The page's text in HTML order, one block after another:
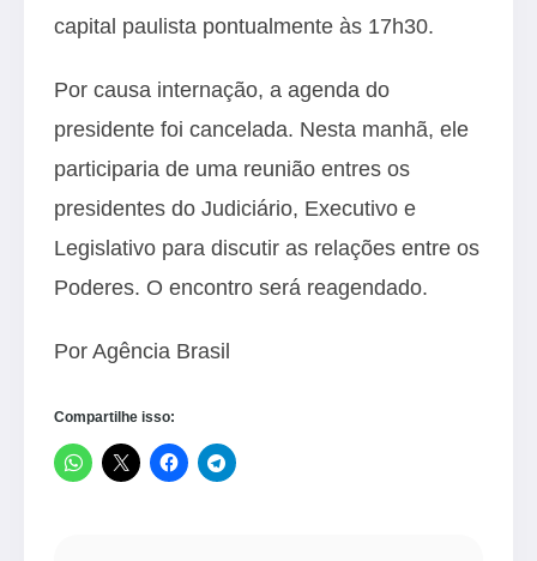
capital paulista pontualmente às 17h30.
Por causa internação, a agenda do
presidente foi cancelada. Nesta manhã, ele
participaria de uma reunião entres os
presidentes do Judiciário, Executivo e
Legislativo para discutir as relações entre os
Poderes. O encontro será reagendado.
Por Agência Brasil
Compartilhe isso: